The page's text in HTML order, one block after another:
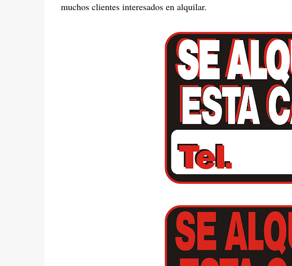
muchos clientes interesados en alquilar.